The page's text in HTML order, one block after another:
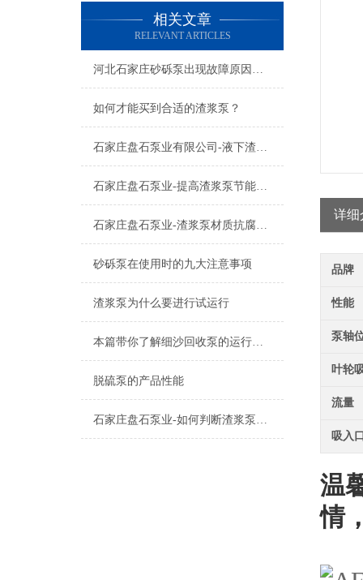
相关文章
RELEVANT ARTICLES
河北石家庄砂砾泵出现故障原因及解决办法
如何才能买到合适的渣浆泵？
石家庄盘石泵业有限公司-液下渣浆泵的种类及应用
石家庄盘石泵业-提高渣浆泵节能的四大方法篇
石家庄盘石泵业-渣浆泵材质抗腐蚀耐磨损材料
砂砾泵在使用时的九大注意事项
渣浆泵为什么要进行试运行
本篇带你了解细沙回收泵的运行原理
脱硫泵的产品性能
石家庄盘石泵业-如何判断渣浆泵配件质量
详细
品牌
性能
泵轴
叶轮
流量
吸入
温
情